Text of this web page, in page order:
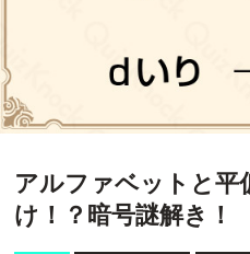
アルファベットと平
け！？暗号謎解き！